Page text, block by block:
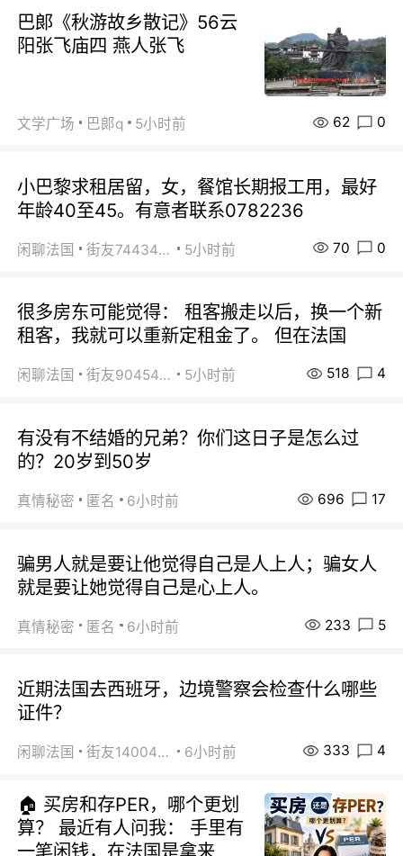
巴郞《秋游故乡散记》56云
阳张飞庙四 燕人张飞
文学广场 巴郞q 5小时前 62 0
小巴黎求租居留，女，餐馆长期报工用，最好
年龄40至45。有意者联系0782236
闲聊法国 街友74434350 5小时前 70 0
很多房东可能觉得： 租客搬走以后，换一个新
租客，我就可以重新定租金了。 但在法国
闲聊法国 街友90454511 5小时前 518 4
有没有不结婚的兄弟？你们这日子是怎么过
的？20岁到50岁
真情秘密 匿名 6小时前 696 17
骗男人就是要让他觉得自己是人上人；骗女人
就是要让她觉得自己是心上人。
真情秘密 匿名 6小时前 233 5
近期法国去西班牙，边境警察会检查什么哪些
证件？
闲聊法国 街友14004820 6小时前 333 4
🏠 买房和存PER，哪个更划
算？ 最近有人问我： 手里有
一笔闲钱，在法国是拿来